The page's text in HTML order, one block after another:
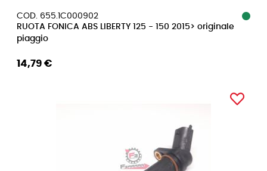
COD. 655.1C000902
RUOTA FONICA ABS LIBERTY 125 - 150 2015> originale
piaggio
14,79 €